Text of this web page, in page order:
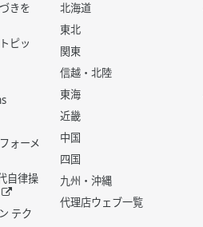
きを
ピッ
ォーメ
自律操
テク
北海道
東北
関東
信越・北陸
東海
近畿
中国
四国
九州・沖縄
代理店ウェブ一覧